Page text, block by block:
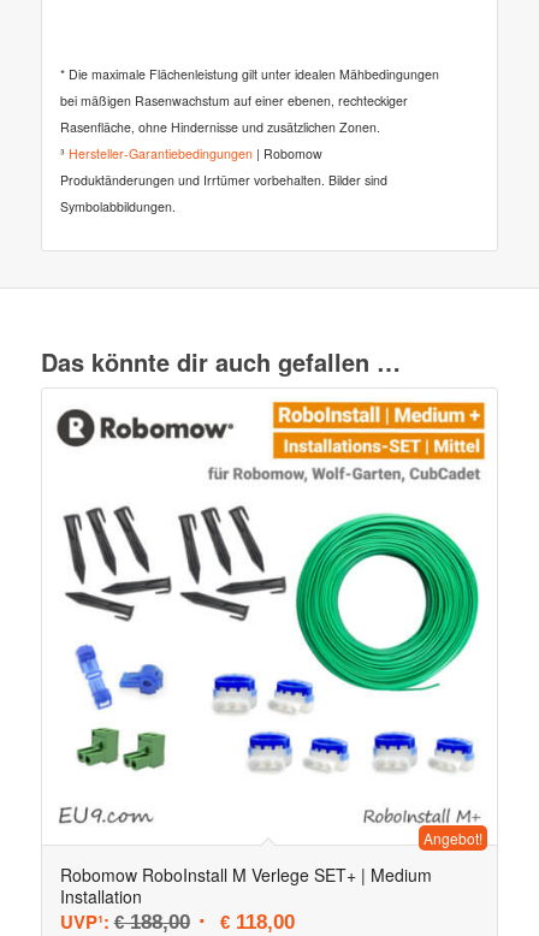
* Die maximale Flächenleistung gilt unter idealen Mähbedingungen
bei mäßigen Rasenwachstum auf einer ebenen, rechteckiger
Rasenfläche, ohne Hindernisse und zusätzlichen Zonen.
³ Hersteller-Garantiebedingungen| Robomow
Produktänderungen und Irrtümer vorbehalten. Bilder sind
Symbolabbildungen.
Das könnte dir auch gefallen …
Robomow RoboInstall M Verlege SET+ | Medium
Installation
UVP¹: €188,00 Ursprünglicher Preis war: € 188,00
€118,00Aktueller Preis ist: € 118,00.
Angebot!